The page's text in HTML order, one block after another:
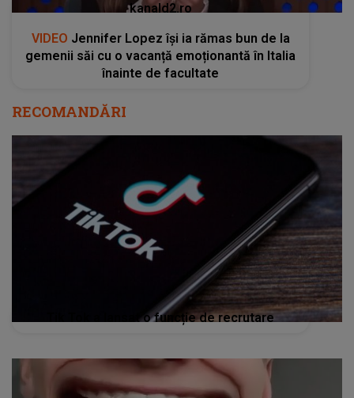
kanald2.ro
VIDEO Jennifer Lopez își ia rămas bun de la
gemenii săi cu o vacanță emoționantă în Italia
înainte de facultate
RECOMANDĂRI
Tik Tok a lansat o funcție de recrutare